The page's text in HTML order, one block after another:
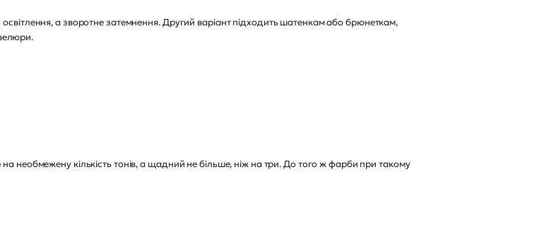
а зворотне затемнення. Другий варіант підходить шатенкам або брюнеткам,
необмежену кількість тонів, а щадний не більше, ніж на три. До того ж фарби при такому